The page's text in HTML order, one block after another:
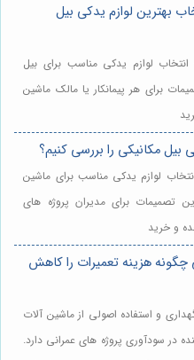
بهترین لوازم یدکی بیل
لوازم یدکی مناسب برای بیل
برای هر پیمانکار یا مالک ماشین
مکانیکی را بررسی کنیم؟
لوازم یدکی مناسب برای ماشین
تصمیمات برای مدیران پروژه های
و خرید
چگونه هزینه تعمیرات را کاهش
و استفاده اصولی از ماشین آلات
در سودآوری پروژه های عمرانی دارد.